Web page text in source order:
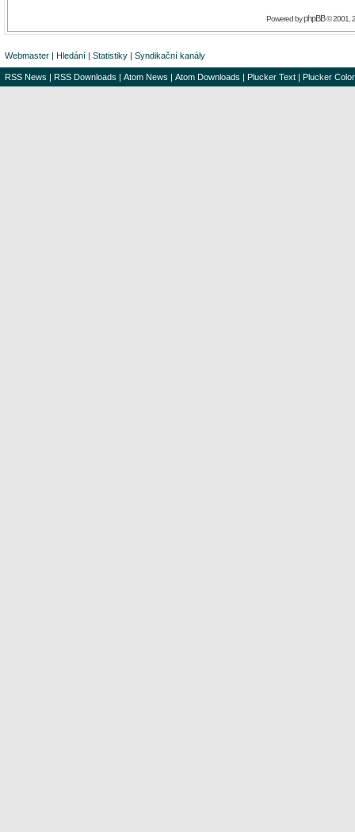
Powered byphpBB© 2001,
Webmaster | Hledání | Statistiky | Syndikační kanály
RSS News | RSS Downloads | Atom News | Atom Downloads | Plucker Text | Plucker Color